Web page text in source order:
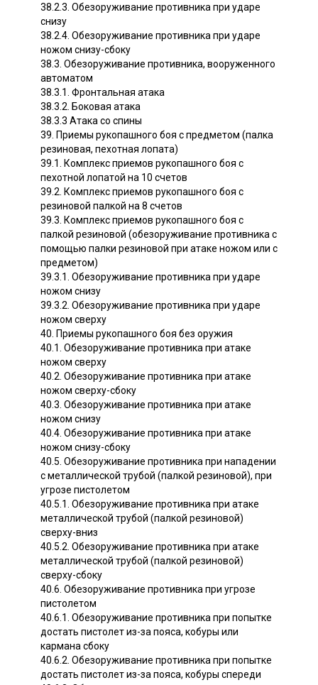
38.2.3. Обезоруживание противника при ударе
снизу
38.2.4. Обезоруживание противника при ударе
ножом снизу-сбоку
38.3. Обезоруживание противника, вооруженного
автоматом
38.3.1. Фронтальная атака
38.3.2. Боковая атака
38.3.3 Атака со спины
39. Приемы рукопашного боя с предметом (палка
резиновая, пехотная лопата)
39.1. Комплекс приемов рукопашного боя с
пехотной лопатой на 10 счетов
39.2. Комплекс приемов рукопашного боя с
резиновой палкой на 8 счетов
39.3. Комплекс приемов рукопашного боя с
палкой резиновой (обезоруживание противника с
помощью палки резиновой при атаке ножом или с
предметом)
39.3.1. Обезоруживание противника при ударе
ножом снизу
39.3.2. Обезоруживание противника при ударе
ножом сверху
40. Приемы рукопашного боя без оружия
40.1. Обезоруживание противника при атаке
ножом сверху
40.2. Обезоруживание противника при атаке
ножом сверху-сбоку
40.3. Обезоруживание противника при атаке
ножом снизу
40.4. Обезоруживание противника при атаке
ножом снизу-сбоку
40.5. Обезоруживание противника при нападении
с металлической трубой (палкой резиновой), при
угрозе пистолетом
40.5.1. Обезоруживание противника при атаке
металлической трубой (палкой резиновой)
сверху-вниз
40.5.2. Обезоруживание противника при атаке
металлической трубой (палкой резиновой)
сверху-сбоку
40.6. Обезоруживание противника при угрозе
пистолетом
40.6.1. Обезоруживание противника при попытке
достать пистолет из-за пояса, кобуры или
кармана сбоку
40.6.2. Обезоруживание противника при попытке
достать пистолет из-за пояса, кобуры спереди